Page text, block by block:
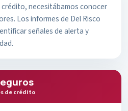
necesitábamos conocer
Los informes de Del Risco
señales de alerta y
de crédito